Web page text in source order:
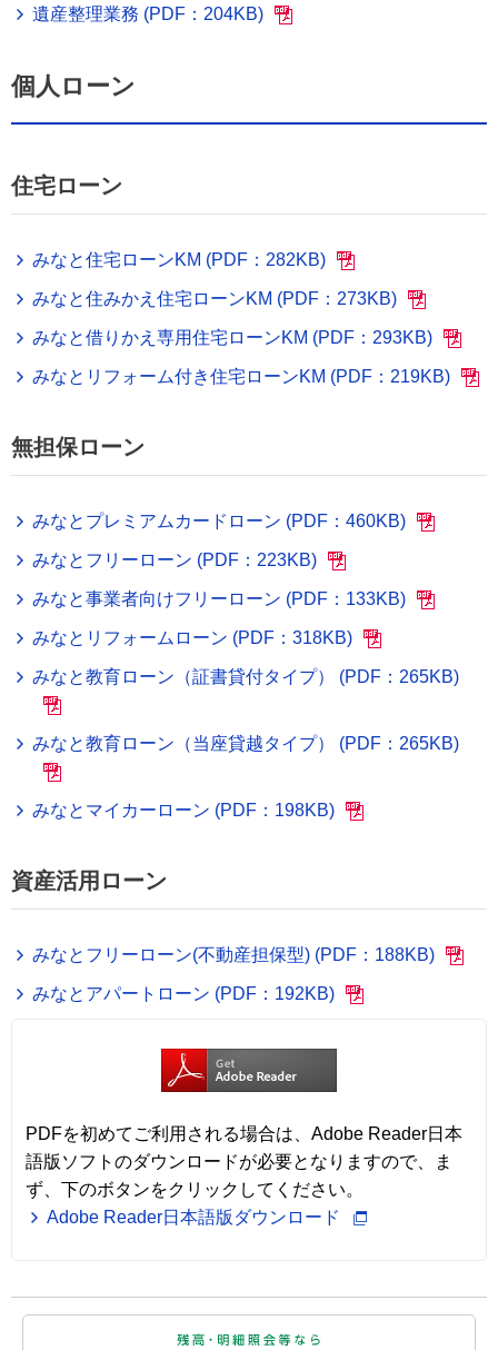
遺産整理業務 (PDF：204KB)
個人ローン
住宅ローン
みなと住宅ローンKM (PDF：282KB)
みなと住みかえ住宅ローンKM (PDF：273KB)
みなと借りかえ専用住宅ローンKM (PDF：293KB)
みなとリフォーム付き住宅ローンKM (PDF：219KB)
無担保ローン
みなとプレミアムカードローン (PDF：460KB)
みなとフリーローン (PDF：223KB)
みなと事業者向けフリーローン (PDF：133KB)
みなとリフォームローン (PDF：318KB)
みなと教育ローン（証書貸付タイプ） (PDF：265KB)
みなと教育ローン（当座貸越タイプ） (PDF：265KB)
みなとマイカーローン (PDF：198KB)
資産活用ローン
みなとフリーローン(不動産担保型) (PDF：188KB)
みなとアパートローン (PDF：192KB)
PDFを初めてご利用される場合は、Adobe Reader日本
語版ソフトのダウンロードが必要となりますので、ま
ず、下のボタンをクリックしてください。
Adobe Reader日本語版ダウンロード